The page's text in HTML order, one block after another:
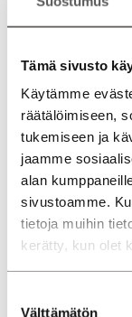
Tämä sivusto
Käytämme
räätälöimiseen,
tukemiseen ja
jaamme
alan
sivustoamme.
tietoja muihin
kerätty, kun olet
Välttämätön
su suljettu
Puhelin
0207 751 540
0207 751 545
0207 751 550